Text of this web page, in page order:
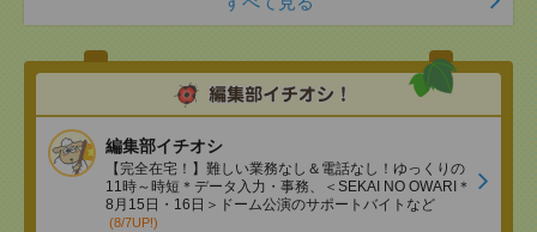
編集部イチオシ
【完全在宅！】難しい業務なし＆電話なし！ゆっくりの
11時～時短＊データ入力・事務、＜SEKAI NO OWARI＊
8月15日・16日＞ドーム公演のサポートバイトなど
(8/7UP!)